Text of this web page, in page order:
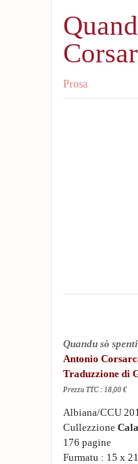
Prosa
Quandu sò
Antonio
Traduzzione di
Prezzu TTC : 18,00 €
Albiana/CCU
Cullezzione
176 pagine
Furmatu : 15 x